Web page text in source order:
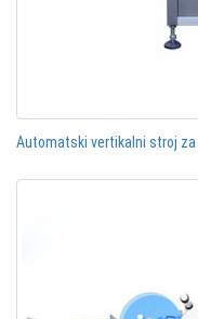
Automatski vertikalni stroj